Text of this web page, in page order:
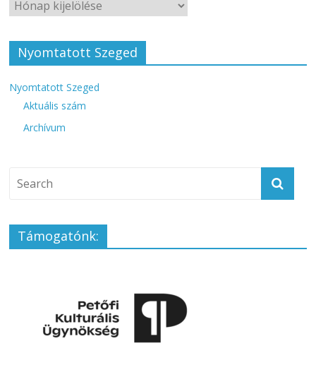
Nyomtatott Szeged
Nyomtatott Szeged
Aktuális szám
Archívum
Támogatónk: